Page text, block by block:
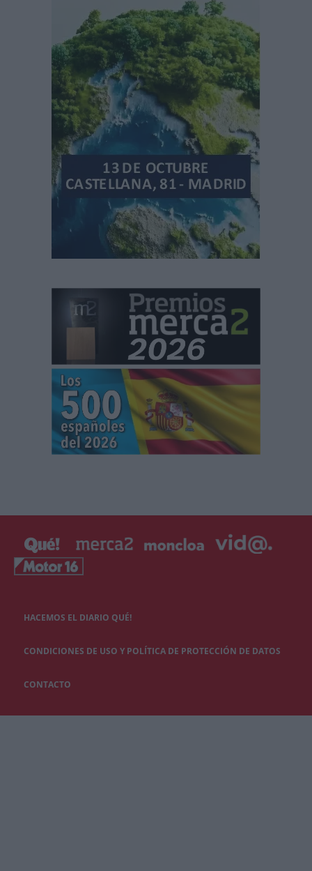
HACEMOS EL DIARIO QUÉ!
CONDICIONES DE USO Y POLÍTICA DE PROTECCIÓN DE DATOS
CONTACTO